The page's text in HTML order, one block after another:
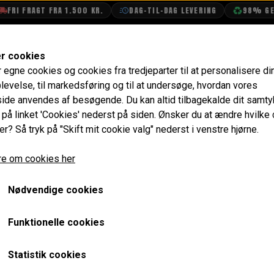
FRAGT FRA 1.500 KR. DAG-TIL-DAG LEVERING 98%
SIDE ER UNDER OPBYGNING
men uden billeder, på engelsk og endnu ikke
kan hjælpe dig bedst muligt, følg nedenstående
🔍 Søg efter varenummer i søgefeltet.
ikke finde det, du skal bruge?
cookies
egne cookies og cookies fra tredjeparter til at personalisere
til markedsføring og til at undersøge, hvordan vores
anvendes af besøgende. Du kan altid tilbagekalde dit
linket 'Cookies' nederst på siden. Ønsker du at ændre hvilke
Så tryk på "Skift mit cookie valg" nederst i venstre hjørne.
om cookies her
Nødvendige cookies
Funktionelle cookies
Statistik cookies